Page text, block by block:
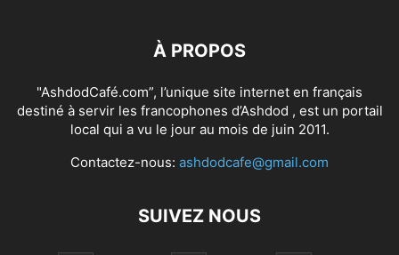
À PROPOS
"AshdodCafé.com”, l’unique site internet en français
destiné à servir les francophones d’Ashdod , est un portail
local qui a vu le jour au mois de juin 2011.
Contactez-nous: ashdodcafe@gmail.com
SUIVEZ NOUS